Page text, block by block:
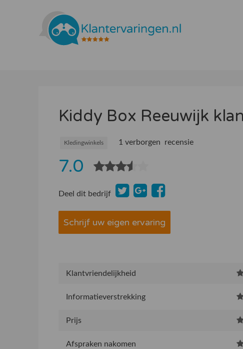
Kiddy Box Reeuwijk
Kledingwinkels 1 verborgen recensie
7.0
Deel dit bedrijf
Schrijf uw eigen ervaring
Klantvriendelijkheid
Informatieverstrekking
Prijs
Afspraken nakomen